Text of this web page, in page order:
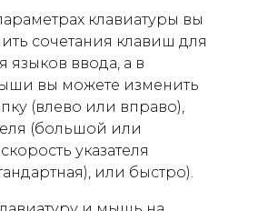
клавиатуры вы
сочетания клавиш для
языков ввода, а в
вы можете изменить
(влево или вправо),
(большой или
указателя
или быстро).